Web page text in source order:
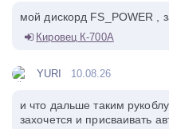
мой дискорд FS_POWER ,
Кировец К-700А
YURI 10.08.26
и что дальше таким
захочется и присваивать